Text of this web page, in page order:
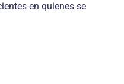
en quienes se